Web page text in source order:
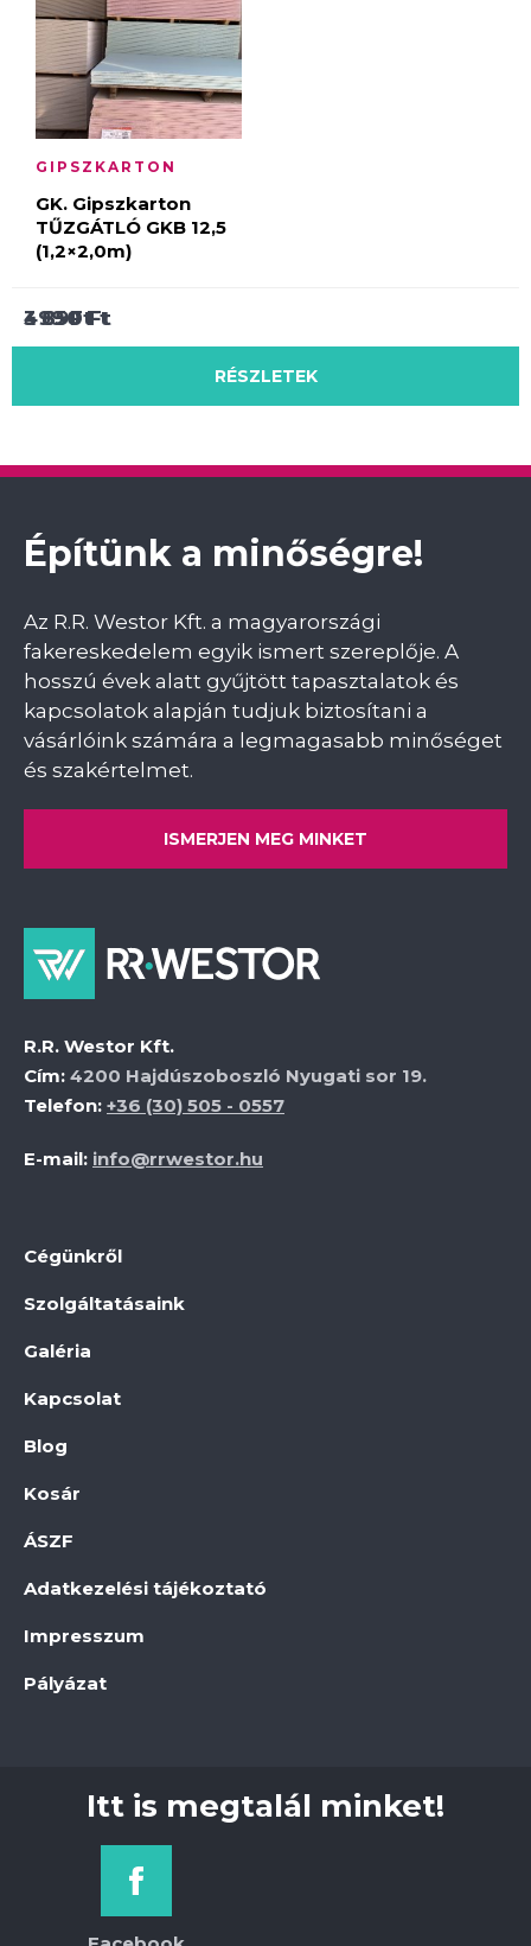
3 890Ft
RÉSZLETEK
499Ft
RÉSZLETEK
GIPSZKARTON
GK. Gipszkarton
TŰZGÁTLÓ GKB 12,5
(1,2×2,0m)
3 650Ft
RÉSZLETEK
Építünk a minőségre!
Az R.R. Westor Kft. a magyarországi
fakereskedelem egyik ismert szereplője. A
hosszú évek alatt gyűjtött tapasztalatok és
kapcsolatok alapján tudjuk biztosítani a
vásárlóink számára a legmagasabb minőséget
és szakértelmet.
ISMERJEN MEG MINKET
R.R. Westor Kft.
Cím: 4200 Hajdúszoboszló Nyugati sor 19.
Telefon: +36 (30) 505 - 0557
E-mail: info@rrwestor.hu
Cégünkről
Szolgáltatásaink
Galéria
Kapcsolat
Blog
Kosár
ÁSZF
Adatkezelési tájékoztató
Impresszum
Pályázat
Itt is megtalál minket!